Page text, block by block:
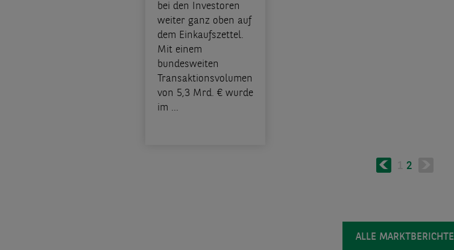
bei den Investoren
weiter ganz oben auf
dem Einkaufszettel.
Mit einem
bundesweiten
Transaktionsvolumen
von 5,3 Mrd. € wurde
im ...
Vorherige
Seite
Page
Aktuelle
2
ALLE MARKTBERICHTE